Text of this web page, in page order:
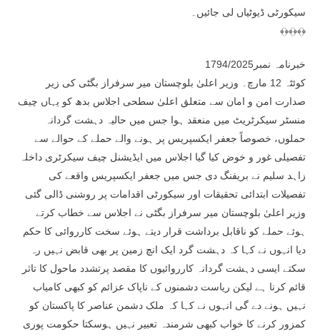
سیکورٹی ڈیوٹیاں لی جائیں۔
﴾﴿﴾﴿﴾﴿
خبرنامہ نمبر1794/2025
کوئٹہ 12 مارچ۔ وزیر اعلیٰ بلوچستان میر سرفراز بگٹی کی زیر
صدارت امن و امان سے متعلق اعلیٰ سطحی اجلاس بدھ کو یہاں چیف
منسٹر سیکرٹریٹ میں منعقد ہوا جس میں حالیہ دہشت گردانہ
حملوں، خصوصاً جعفر ایکسپریس پر ہونے والے حملے کے حوالے سے
تفصیلی غور و خوض کیا گیا اجلاس میں ایڈیشنل چیف سیکرٹری داخلہ
زاہد سلیم نے بریفنگ دی جس میں جعفر ایکسپریس واقعے کی
تفصیلات ابتدائی تحقیقات اور سیکورٹی اقدامات پر روشنی ڈالی گئی
وزیر اعلیٰ بلوچستان میر سرفراز بگٹی نے اجلاس سے خطاب کرتے
ہوئے حملے کو ناقابل برداشت قرار دیتے ہوئے سخت کارروائی کا حکم
دیا انہوں نے کہا کہ دہشت گرد ایک انچ زمین پر بھی قابض نہیں رہ
سکتے ایسی دہشت گردانہ کارروائیوں کا مقصد پرتشدد ماحول کا تاثر
قائم کرنا ہے لیکن ریاست دشمنوں کے ناپاک عزائم کو کبھی کامیاب
نہیں ہونے دے گی انہوں نے کہا کہ ملک دشمن عناصر کا پاکستان کو
کمزور کرنے کا خواب کبھی شرمندہ تعبیر نہیں ہوسکتا حکومت پوری